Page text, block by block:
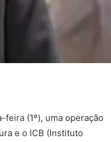
(1º), uma operação
e o ICB (Instituto